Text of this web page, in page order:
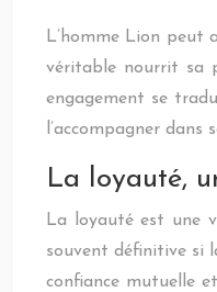
L’homme Lion peut
véritable nourrit sa
engagement se
l’accompagner
La loyauté,
La loyauté est une
souvent définitive si
confiance mutuelle